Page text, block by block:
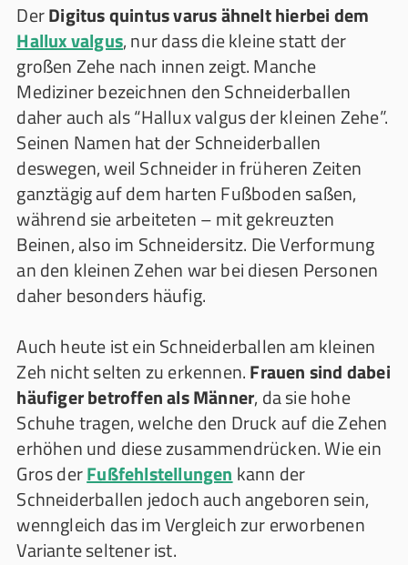
DerDigitus quintus varus ähnelt hierbei dem
Hallux valgus, nur dass die kleine statt der
großen Zehe nach innen zeigt. Manche
Mediziner bezeichnen den Schneiderballen
daher auch als “Hallux valgus der kleinen Zehe”.
Seinen Namen hat der Schneiderballen
deswegen, weil Schneider in früheren Zeiten
ganztägig auf dem harten Fußboden saßen,
während sie arbeiteten – mit gekreuzten
Beinen, also im Schneidersitz. Die Verformung
an den kleinen Zehen war bei diesen Personen
daher besonders häufig.
Auch heute ist ein Schneiderballen am kleinen
Zeh nicht selten zu erkennen.Frauen sind dabei
häufiger betroffen als Männer, da sie hohe
Schuhe tragen, welche den Druck auf die Zehen
erhöhen und diese zusammendrücken. Wie ein
Gros derFußfehlstellungen kann der
Schneiderballen jedoch auch angeboren sein,
wenngleich das im Vergleich zur erworbenen
Variante seltener ist.